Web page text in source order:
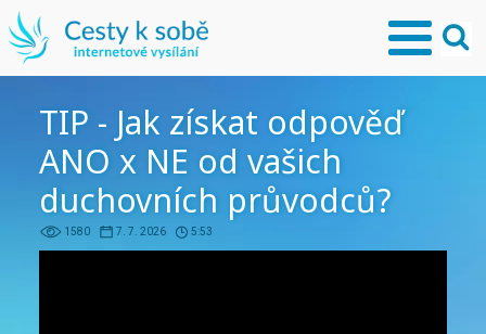
TIP - Jak získat odpověď
ANO x NE od vašich
duchovních průvodců?
1580 7. 7. 2026 5:53